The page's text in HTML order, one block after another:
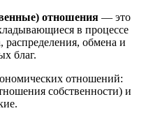
отношения — это
в процессе
распределения, обмена и
благ.
отношений:
собственности) и